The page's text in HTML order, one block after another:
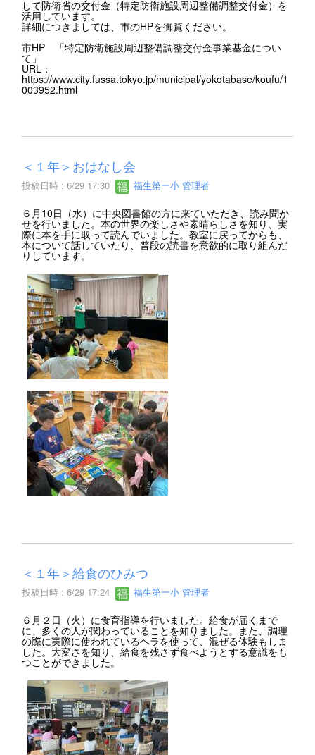
して防衛省の交付金（特定防衛施設周辺整備調整交付金）を
活用しています。
詳細につきましては、市のHPを御覧ください。
市HP 「特定防衛施設周辺整備調整交付金事業基金につい
て」
URL：
https://www.city.fussa.tokyo.jp/municipal/yokotabase/koufu/1
003952.html
＜１年＞おはなし会
投稿日時 : 6/29 17:30 福生第一小 管理者
６月10日（水）に中央図書館の方に来ていただき、読み聞か
せを行いました。本の世界の楽しさや素晴らしさを知り、実
際に本を手に取って読んでいました。教室に戻ってからも、
本について話していたり、普段の読書を意欲的に取り組んだ
りしています。
＜１年＞給食のひみつ
投稿日時 : 6/29 17:24 福生第一小 管理者
６月２日（火）に食育指導を行いました。給食が届くまで
に、多くの人が関わっていることを知りました。また、調理
の際に実際に使われているヘラを使って、混ぜる体験もしま
した。大変さを知り、給食を残さず食べようとする意識をも
つことができました。